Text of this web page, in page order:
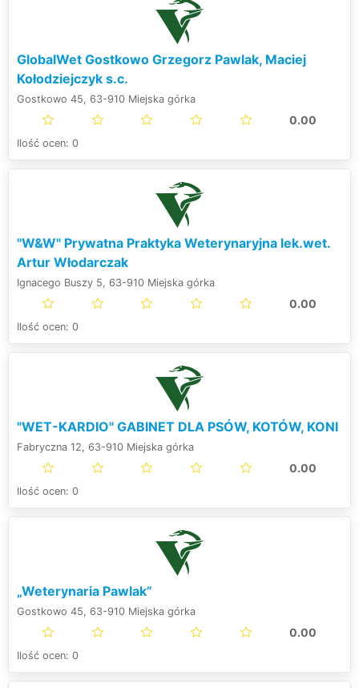
GlobalWet Gostkowo Grzegorz Pawlak, Maciej
Kołodziejczyk s.c.
Gostkowo 45, 63-910 Miejska górka
0.00
Ilość ocen: 0
"W&W" Prywatna Praktyka Weterynaryjna lek.wet.
Artur Włodarczak
Ignacego Buszy 5, 63-910 Miejska górka
0.00
Ilość ocen: 0
"WET-KARDIO" GABINET DLA PSÓW, KOTÓW, KONI
Fabryczna 12, 63-910 Miejska górka
0.00
Ilość ocen: 0
„Weterynaria Pawlak”
Gostkowo 45, 63-910 Miejska górka
0.00
Ilość ocen: 0